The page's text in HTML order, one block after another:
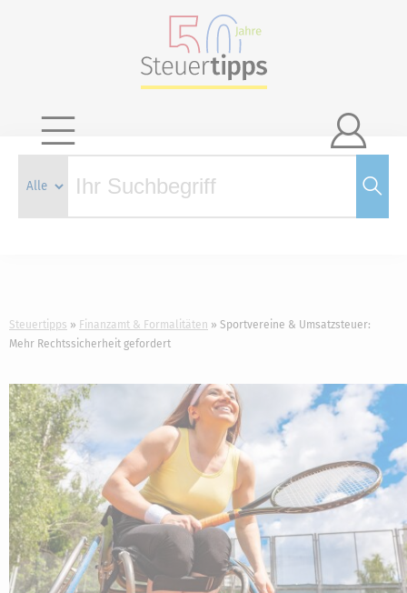

Steuertipps Finanzamt & Formalitäten
Sportvereine & Umsatzsteuer:
Mehr Rechtssicherheit gefordert